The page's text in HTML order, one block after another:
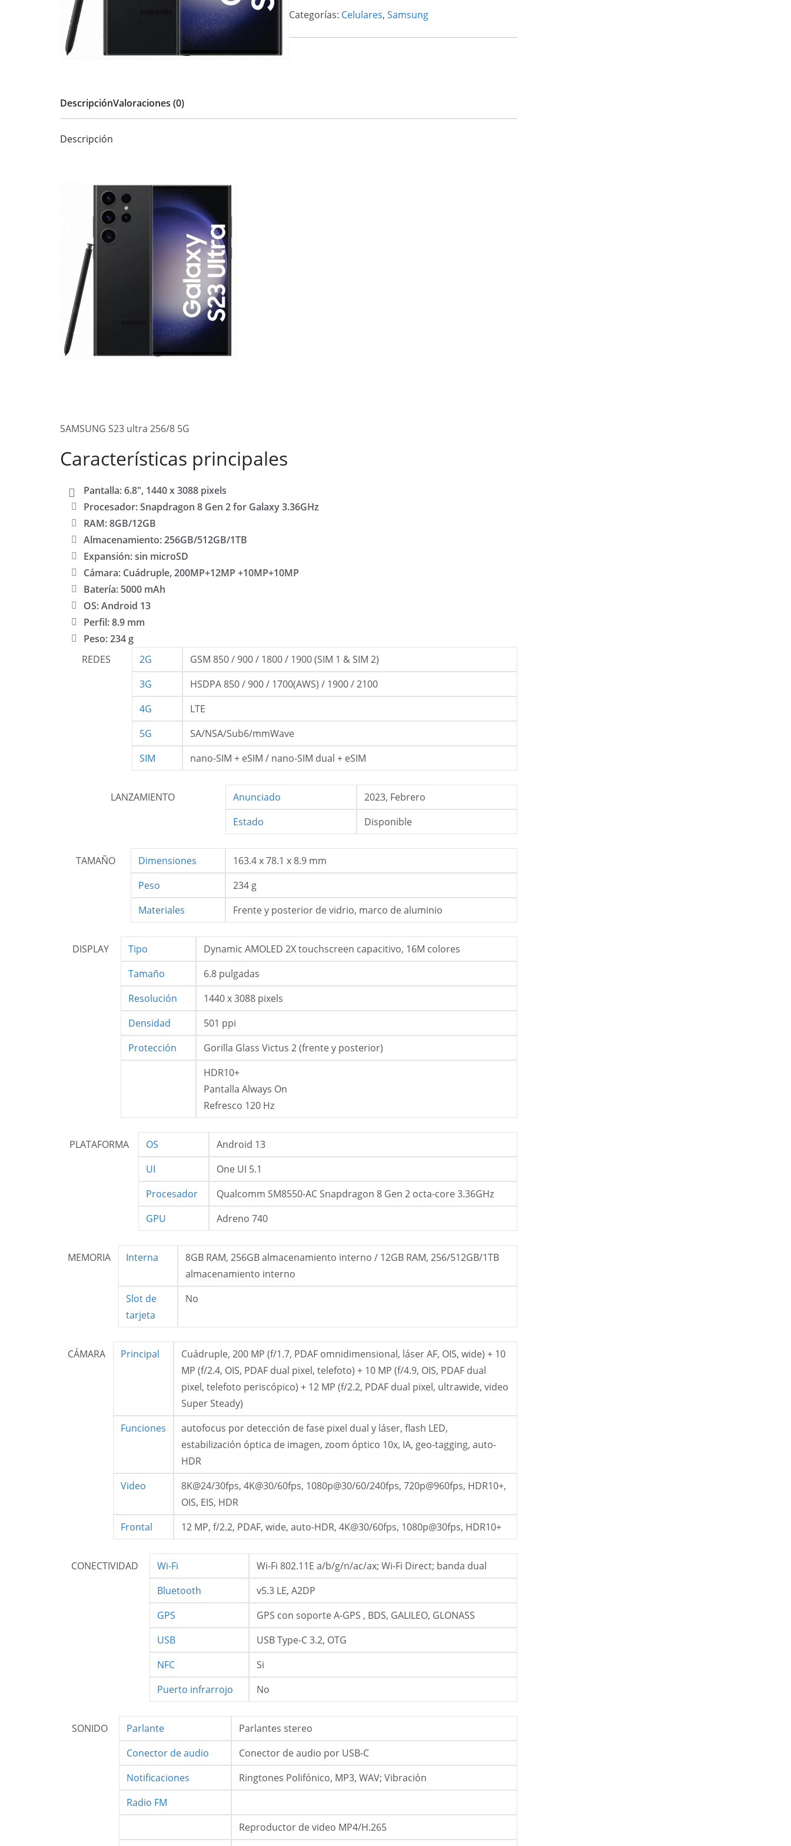
cantidad
Categorías: Celulares, Samsung
DescripciónValoraciones (0)
Descripción
SAMSUNG S23 ultra 256/8 5G
Características principales
Pantalla: 6.8″, 1440 x 3088 pixels
Procesador: Snapdragon 8 Gen 2 for Galaxy 3.36GHz
RAM: 8GB/12GB
Almacenamiento: 256GB/512GB/1TB
Expansión: sin microSD
Cámara: Cuádruple, 200MP+12MP +10MP+10MP
Batería: 5000 mAh
OS: Android 13
Perfil: 8.9 mm
Peso: 234 g
REDES
2G
GSM 850 / 900 / 1800 / 1900 (SIM 1 & SIM 2)
3G
HSDPA 850 / 900 / 1700(AWS) / 1900 / 2100
4G
LTE
5G
SA/NSA/Sub6/mmWave
SIM
nano-SIM + eSIM / nano-SIM dual + eSIM
LANZAMIENTO Anunciado
2023, Febrero
Estado
Disponible
TAMAÑO Dimensiones
163.4 x 78.1 x 8.9 mm
Peso
234 g
Materiales
Frente y posterior de vidrio, marco de aluminio
DISPLAY Tipo
Dynamic AMOLED 2X touchscreen capacitivo, 16M colores
Tamaño
6.8 pulgadas
Resolución
1440 x 3088 pixels
Densidad
501 ppi
Protección
Gorilla Glass Victus 2 (frente y posterior)
HDR10+
Pantalla Always On
Refresco 120 Hz
PLATAFORMA OS
Android 13
UI
One UI 5.1
Procesador
Qualcomm SM8550-AC Snapdragon 8 Gen 2 octa-core 3.36GHz
GPU
Adreno 740
MEMORIA Interna
8GB RAM, 256GB almacenamiento interno / 12GB RAM, 256/512GB/1TB
almacenamiento interno
Slot de
tarjeta
No
CÁMARA Principal
Cuádruple, 200 MP (f/1.7, PDAF omnidimensional, láser AF, OIS, wide) + 10
MP (f/2.4, OIS, PDAF dual pixel, telefoto) + 10 MP (f/4.9, OIS, PDAF dual
pixel, telefoto periscópico) + 12 MP (f/2.2, PDAF dual pixel, ultrawide, video
Super Steady)
Funciones
autofocus por detección de fase pixel dual y láser, flash LED,
estabilización óptica de imagen, zoom óptico 10x, IA, geo-tagging, auto-
HDR
Video
8K@24/30fps, 4K@30/60fps, 1080p@30/60/240fps, 720p@960fps, HDR10+,
OIS, EIS, HDR
Frontal
12 MP, f/2.2, PDAF, wide, auto-HDR, 4K@30/60fps, 1080p@30fps, HDR10+
CONECTIVIDAD Wi-Fi
Wi-Fi 802.11E a/b/g/n/ac/ax; Wi-Fi Direct; banda dual
Bluetooth
v5.3 LE, A2DP
GPS
GPS con soporte A-GPS , BDS, GALILEO, GLONASS
USB
USB Type-C 3.2, OTG
NFC
Si
Puerto infrarrojo
No
SONIDO Parlante
Parlantes stereo
Conector de audio
Conector de audio por USB-C
Notificaciones
Ringtones Polifónico, MP3, WAV; Vibración
Radio FM
Reproductor de video MP4/H.265